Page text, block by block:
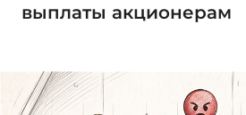
выплаты акционерам